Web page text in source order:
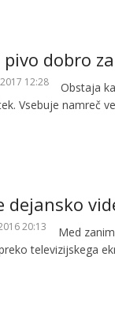
dobro
12:28
Obstaja
Vsebuje namreč
dejansko
20:13
Med
televizijskega